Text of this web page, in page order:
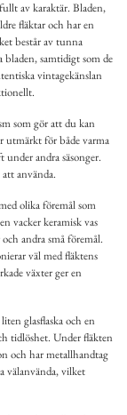
av karaktär. Bladen,
fläktar och har en
består av tunna
bladen, samtidigt som de
vintagekänslan
som gör att du kan
utmärkt för både varma
andra säsonger.
använda.
olika föremål som
vacker keramisk vas
andra små föremål.
väl med fläktens
växter ger en
glasflaska och en
tidlöshet. Under fläkten
och har metallhandtag
välanvända, vilket